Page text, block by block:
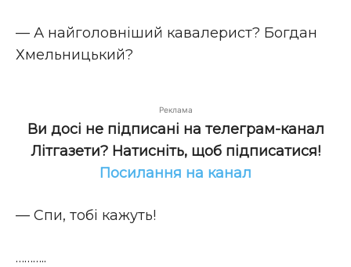
— А найголовніший кавалерист? Богдан
Хмельницький?
Реклама
Ви досі не підписані на телеграм-канал
Літгазети? Натисніть, щоб підписатися!
Посилання на канал
— Спи, тобі кажуть!
………..